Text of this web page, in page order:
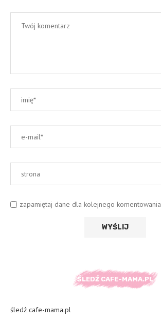
zapamiętaj dane dla kolejnego komentowania
ŚLEDŹ CAFE-MAMA.PL
śledź cafe-mama.pl